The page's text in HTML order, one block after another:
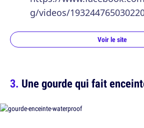
g/videos/
Voir le site
Une gourde qui fait